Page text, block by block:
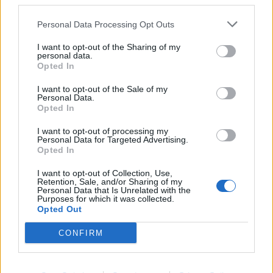
Personal Data Processing Opt Outs
I want to opt-out of the Sharing of my
personal data.
Opted In
I want to opt-out of the Sale of my
Personal Data.
Opted In
I want to opt-out of processing my
Personal Data for Targeted Advertising.
Opted In
I want to opt-out of Collection, Use,
Retention, Sale, and/or Sharing of my
Personal Data that Is Unrelated with the
Purposes for which it was collected.
Opted Out
CONFIRM
του υπολοίπου», ενώ είμαστε αντίθετοι με τη
δεματοποίηση και με κάθε μορφή καύσης – θερμικής
επεξεργασίας σύμμεικτων απορριμμάτων.
Στη συνεδρίαση του Περιφερειακού Συμβουλίου, ο
περιφερειακός σύμβουλος της Οικολογικής
Συμπολιτείας του Μοριά Λάμπρος Μπούκλης
υπερψήφισε αυτούσιο το υπόμνημα του Δικτύου,
της Περιφερειακής Ενότητας Κορινθίας, με το οποίο
ζητούν οικονομική ενίσχυση από την Περιφέρεια για
την προώθηση της διαδικασίας ανακύκλωσης στους
δήμους τους.